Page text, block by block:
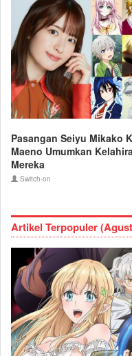
Pasangan Seiyu Mikako
Maeno Umumkan
Mereka
Switch-on
Artikel Terpopuler